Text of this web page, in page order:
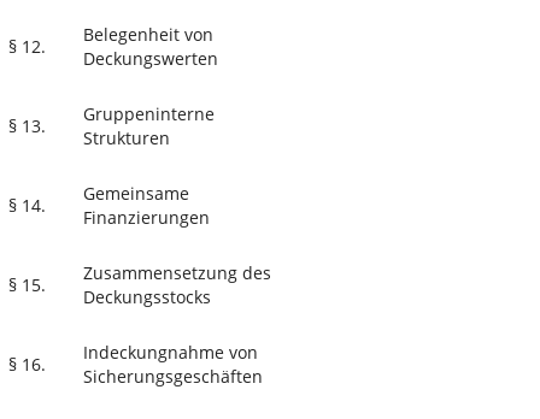
§ 12.
Belegenheit von
Deckungswerten
§ 13.
Gruppeninterne
Strukturen
§ 14.
Gemeinsame
Finanzierungen
§ 15.
Zusammensetzung des
Deckungsstocks
§ 16.
Indeckungnahme von
Sicherungsgeschäften